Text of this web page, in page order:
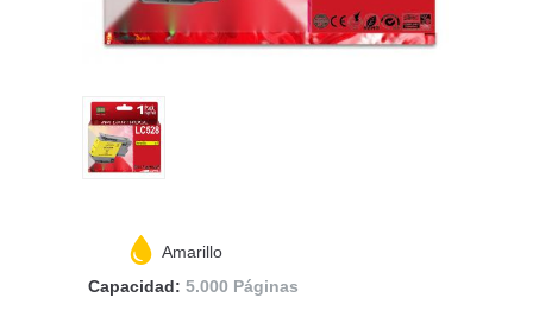
Amarillo
Capacidad: 5.000 Páginas